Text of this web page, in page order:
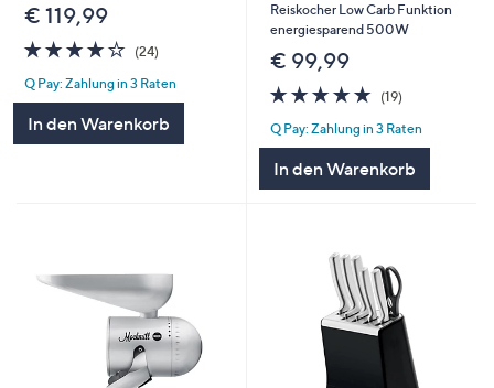
€ 119,99
3.8
von
5
(24)24
Q Pay: Zahlung in 3 Raten
In den Warenkorb
Reiskocher Low Carb Funktion
energiesparend 500W
€ 99,99
4.7
von
5
(19)19
Q Pay: Zahlung in 3 Raten
In den Warenkorb